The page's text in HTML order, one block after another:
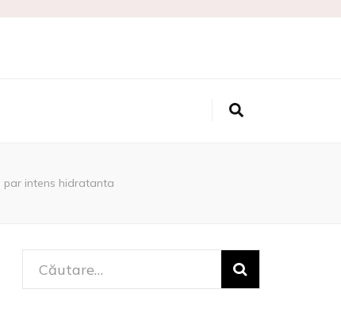
par intens hidratanta
Caută
după: